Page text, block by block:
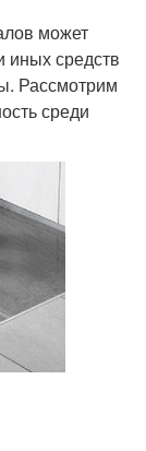
может
иных средств
Рассмотрим
среди